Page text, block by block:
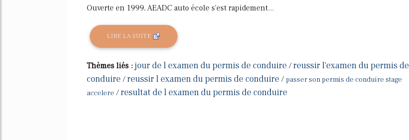
Ouverte en 1999, AEADC auto école s'est rapidement...
LIRE LA SUITE
Thèmes liés : jour de l examen du permis de conduire /reussir l'examen du permis de
conduire /reussir l examen du permis de conduire / passer son permis de conduire stage
accelere /resultat de l examen du permis de conduire